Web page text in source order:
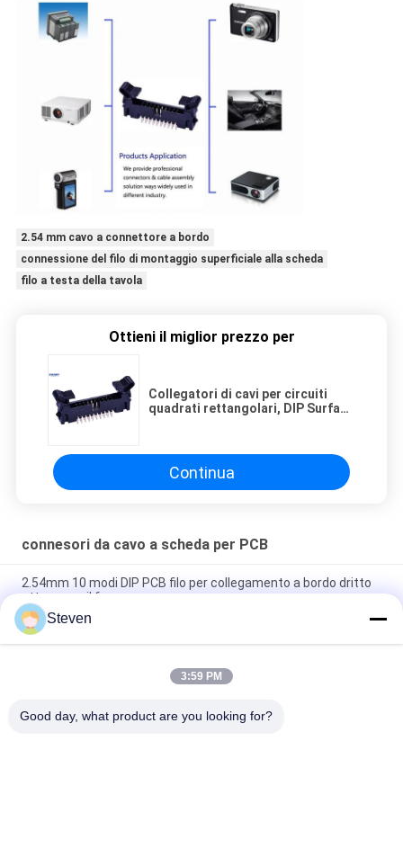
2.54 mm cavo a connettore a bordo
connessione del filo di montaggio superficiale alla scheda
filo a testa della tavola
Ottieni il miglior prezzo per
Collegatori di cavi per circuiti
quadrati rettangolari, DIP Surface
Continua
connesori da cavo a scheda per PCB
2.54mm 10 modi DIP PCB filo per collegamento a bordo dritto
attraverso il foro
SMT Tipo PCB Wire To Board Connectors 1.27 mm Ejector
Header 1.5 AMP Classificazione di corrente
1.27 mm Cable to Board Connector, Male Pin Printed Circuit
Steven
3:59 PM
Good day, what product are you looking for?